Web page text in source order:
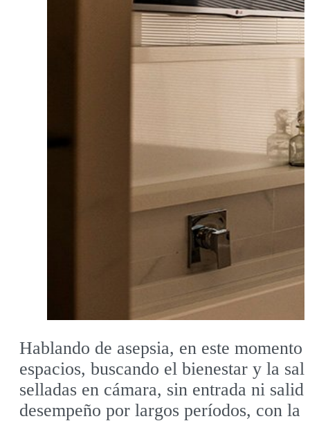
Hablando de asepsia, en este
espacios, buscando el bienestar y la
selladas en cámara, sin entrada ni
desempeño por largos períodos, con